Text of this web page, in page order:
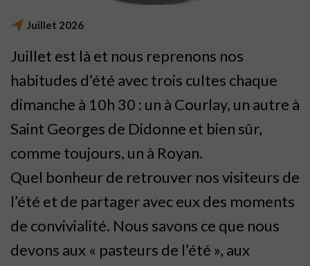
Juillet 2026
Juillet est là et nous reprenons nos
habitudes d’été avec trois cultes chaque
dimanche à 10h 30 : un à Courlay, un autre à
Saint Georges de Didonne et bien sûr,
comme toujours, un à Royan.
Quel bonheur de retrouver nos visiteurs de
l’été et de partager avec eux des moments
de convivialité. Nous savons ce que nous
devons aux « pasteurs de l’été », aux